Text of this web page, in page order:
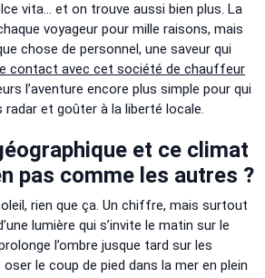
vita… et on trouve aussi bien plus. La
voyageur pour mille raisons, mais
chose de personnel, une saveur qui
contact avec cet société de chauffeur
l’aventure encore plus simple pour qui
et goûter à la liberté locale.
et ce climat
pas comme les autres ?
rien que ça. Un chiffre, mais surtout
lumière qui s’invite le matin sur le
l’ombre jusque tard sur les
le coup de pied dans la mer en plein